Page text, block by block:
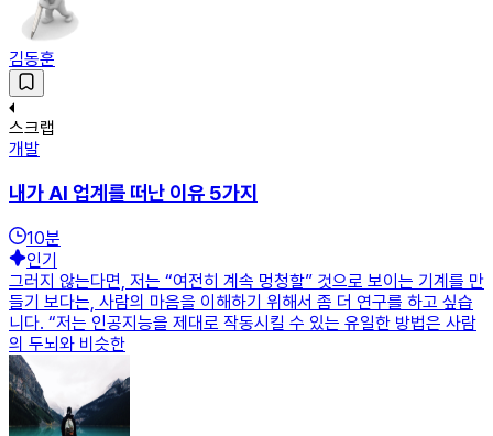
김동훈
스크랩
개발
내가 AI 업계를 떠난 이유 5가지
10분
인기
그러지 않는다면, 저는 “여전히 계속 멍청할” 것으로 보이는 기계를 만
들기 보다는, 사람의 마음을 이해하기 위해서 좀 더 연구를 하고 싶습
니다. “저는 인공지능을 제대로 작동시킬 수 있는 유일한 방법은 사람
의 두뇌와 비슷한